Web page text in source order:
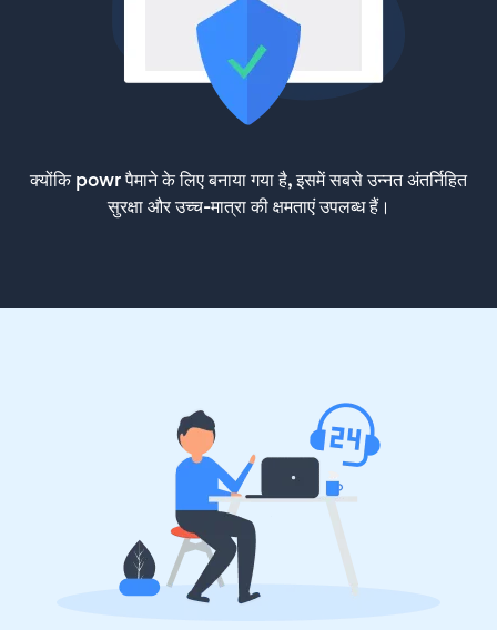
क्योंकि powr पैमाने के लिए बनाया गया है, इसमें सबसे उन्नत अंतर्निहित
सुरक्षा और उच्च-मात्रा की क्षमताएं उपलब्ध हैं।